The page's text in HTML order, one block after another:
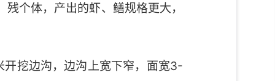
个体，产出的虾、鳝规格更大，
开挖边沟，边沟上宽下窄，面宽3-